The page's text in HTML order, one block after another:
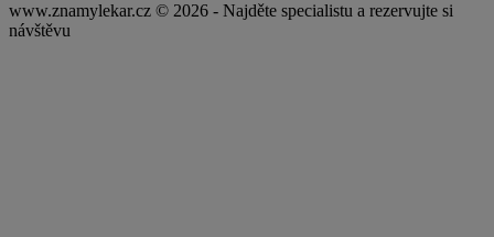
www.znamylekar.cz © 2026 - Najděte specialistu a rezervujte si
návštěvu